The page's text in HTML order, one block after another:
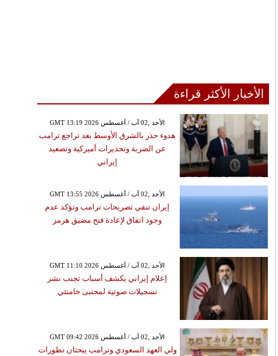
الأخبار الأكثر قراءة
GMT 13:19 2026 الأحد ,02 آب / أغسطس
هدوء حذر بالشرق الأوسط بعد تراجع ترامب
عن الضربة وتحذيرات أميركية وتصعيد
إيراني
GMT 13:55 2026 الأحد ,02 آب / أغسطس
إيران تنفي تصريحات ترامب وتؤكد عدم
وجود اتفاق لإعادة فتح مضيق هرمز
GMT 11:10 2026 الأحد ,02 آب / أغسطس
إعلام إيراني يكشف أسباب تجنب نشر
تسجيلات صوتية لمجتبى خامنئي
GMT 09:42 2026 الأحد ,02 آب / أغسطس
ولي العهد السعودي وترامب يبحثان تطورات